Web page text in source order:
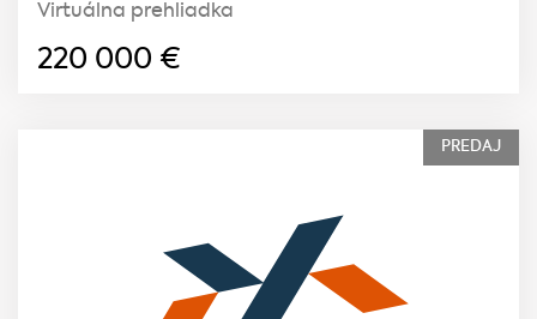
Virtuálna prehliadka
220 000 €
PREDAJ